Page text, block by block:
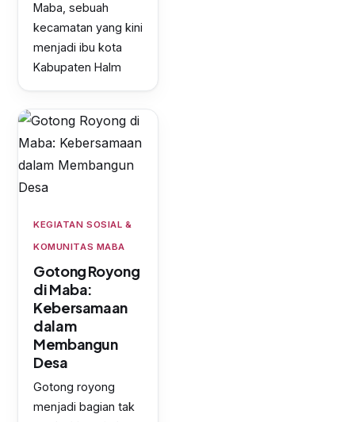
Maba, sebuah
kecamatan yang kini
menjadi ibu kota
Kabupaten Halm
KEGIATAN SOSIAL &
KOMUNITAS MABA
Gotong Royong
di Maba:
Kebersamaan
dalam
Membangun
Desa
Gotong royong
menjadi bagian tak